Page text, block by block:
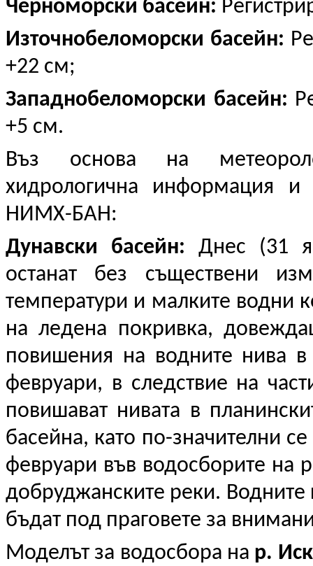
Черноморски басейн:
Източнобеломорски басейн:
+22 см;
Западнобеломорски басейн:
+5 см.
Въз основа на
хидрологична информация и
НИМХ-БАН:
Дунавски басейн: Днес (31
останат без съществени
температури и малките водни
на ледена покривка,
повишения на водните нива
февруари, в следствие на
повишават нивата в
басейна, като по-значителни
февруари във водосборите на
добруджанските реки.
бъдат под праговете за
Моделът за водосбора на р.